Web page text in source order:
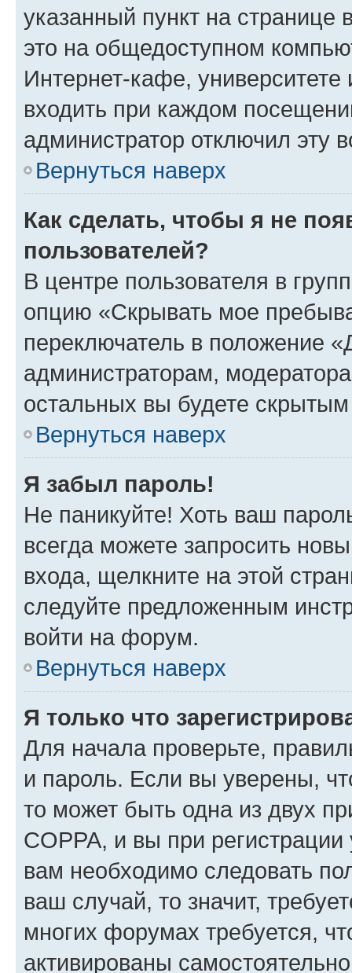
указанный пункт на
это на общедоступном
Интернет-кафе, университете
входить при каждом
администратор отключил эту
Вернуться наверх
Как сделать, чтобы я не
пользователей?
В центре пользователя в
опцию «Скрывать мое
переключатель в положение
администраторам,
остальных вы будете
Вернуться наверх
Я забыл пароль!
Не паникуйте! Хоть ваш
всегда можете запросить
входа, щелкните на этой
следуйте предложенным
войти на форум.
Вернуться наверх
Я только что
Для начала проверьте,
и пароль. Если вы уверены,
то может быть одна из двух
COPPA, и вы при
вам необходимо следовать
ваш случай, то значит,
многих форумах требуется,
активированы